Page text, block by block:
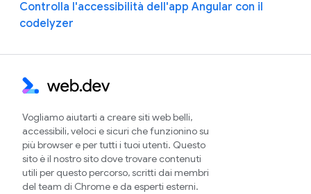
Controlla l'accessibilità dell'app Angular con il
codelyzer
Vogliamo aiutarti a creare siti web belli,
accessibili, veloci e sicuri che funzionino su
più browser e per tutti i tuoi utenti. Questo
sito è il nostro sito dove trovare contenuti
utili per questo percorso, scritti dai membri
del team di Chrome e da esperti esterni.